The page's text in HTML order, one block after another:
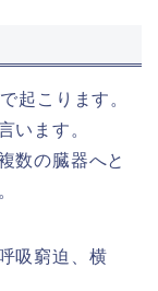
起こります。
います。
数の臓器へと
吸窮迫、横